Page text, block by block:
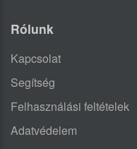
Rólunk
Kapcsolat
Segítség
Felhasználási feltételek
Adatvédelem